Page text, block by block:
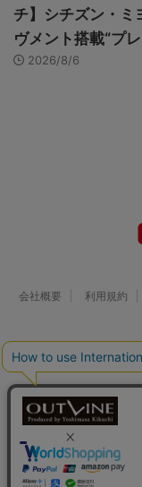
チ】シチズン・ミ
ヴメント搭載“プ
2026/8/6
会社概要 利用規約
© 2026 Watch LIFE